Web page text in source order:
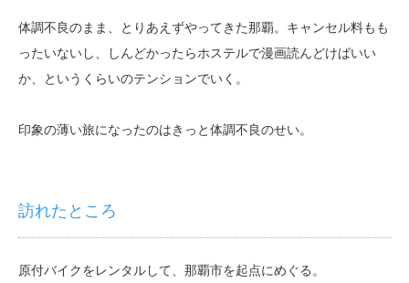
体調不良のまま、とりあえずやってきた那覇。キャンセル料もも
ったいないし、しんどかったらホステルで漫画読んどけばいい
か、というくらいのテンションでいく。
印象の薄い旅になったのはきっと体調不良のせい。
訪れたところ
原付バイクをレンタルして、那覇市を起点にめぐる。